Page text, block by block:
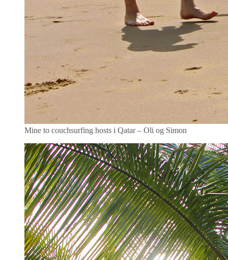
Mine to couchsurfing hosts i Qatar – Oli og Simon